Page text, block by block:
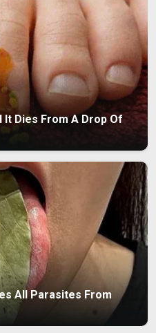
It Dies From A Drop Of
All Parasites From